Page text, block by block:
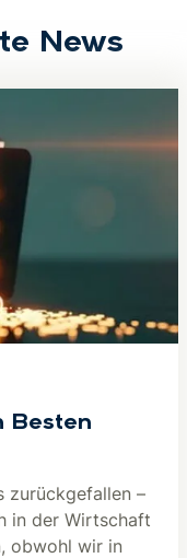
News
Besten
zurückgefallen –
in der Wirtschaft
obwohl wir in